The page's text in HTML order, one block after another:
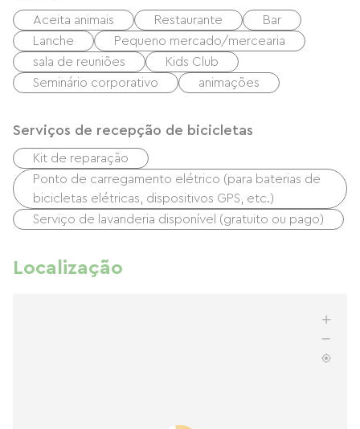
Aceita animais Restaurante
Bar
Lanche
Pequeno mercado/mercearia
sala de reuniões
Kids Club
Seminário corporativo
animações
Serviços de recepção de bicicletas
Kit de reparação
Ponto de carregamento elétrico (para baterias de
bicicletas elétricas, dispositivos GPS, etc.)
Serviço de lavanderia disponível (gratuito ou pago)
Localização